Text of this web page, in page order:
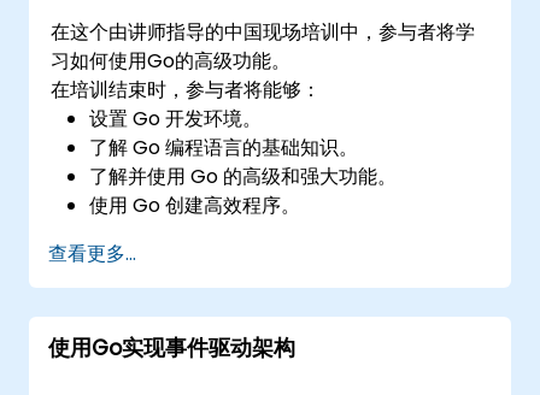
在这个由讲师指导的中国现场培训中，参与者将学
习如何使用Go的高级功能。
在培训结束时，参与者将能够：
设置 Go 开发环境。
了解 Go 编程语言的基础知识。
了解并使用 Go 的高级和强大功能。
使用 Go 创建高效程序。
查看更多...
使用Go实现事件驱动架构